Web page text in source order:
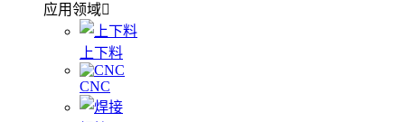
应用领域
上下料
CNC